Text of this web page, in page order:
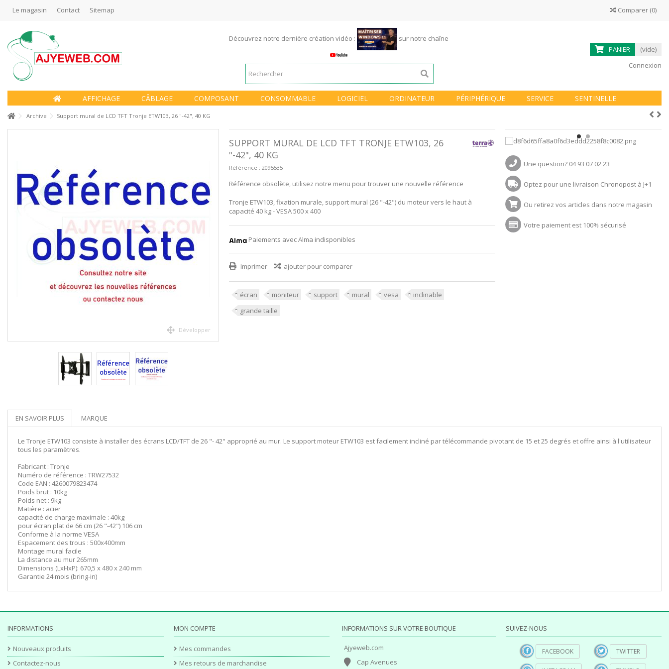
Le magasin Contact Sitemap Comparer (0)
Découvrez notre dernière création vidéo :
sur notre chaîne
PANIER
(vide)
Connexion
AFFICHAGE CÂBLAGE COMPOSANT CONSOMMABLE LOGICIEL ORDINATEUR PÉRIPHÉRIQUE SERVICE SENTINELLE
Archive Support mural de LCD TFT Tronje ETW103, 26 "-42", 40 KG
Développer
SUPPORT MURAL DE LCD TFT TRONJE ETW103, 26
"-42", 40 KG
Référence : 2095535
Référence obsolète, utilisez notre menu pour trouver une nouvelle référence
Tronje ETW103, fixation murale, support mural (26 "-42") du moteur vers le haut à
capacité 40 kg - VESA 500 x 400
Paiements avec Alma indisponibles
Imprimer ajouter pour comparer
écran moniteur support mural vesa
inclinable
grande taille
Une question? 04 93 07 02 23
Optez pour une livraison Chronopost à J+1
Ou retirez vos articles dans notre magasin
Votre paiement est 100% sécurisé
EN SAVOIR PLUS MARQUE
Le Tronje ETW103 consiste à installer des écrans LCD/TFT de 26 "- 42" approprié au mur. Le support moteur ETW103 est facilement incliné par télécommande pivotant de 15 et 25 degrés et offre ainsi à l'utilisateur
tous les paramètres.
Fabricant : Tronje
Numéro de référence : TRW27532
Code EAN : 4260079823474
Poids brut : 10kg
Poids net : 9kg
Matière : acier
capacité de charge maximale : 40kg
pour écran plat de 66 cm (26 "-42") 106 cm
Conforme à la norme VESA
Espacement des trous : 500x400mm
Montage mural facile
La distance au mur 265mm
Dimensions (LxHxP): 670,5 x 480 x 240 mm
Garantie 24 mois (bring-in)
INFORMATIONS
Nouveaux produits
Contactez-nous
MON COMPTE
Mes commandes
Mes retours de marchandise
INFORMATIONS SUR VOTRE BOUTIQUE
Ajyeweb.com
Cap Avenues
SUIVEZ-NOUS
FACEBOOK TWITTER